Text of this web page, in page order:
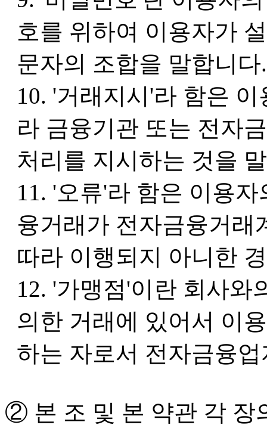
호를 위하여 이용자가
문자의 조합을 말합니다.
10. '거래지시'라 함은
라 금융기관 또는 전자
처리를 지시하는 것을
11. '오류'라 함은 이용
융거래가 전자금융거래
따라 이행되지 아니한
12. '가맹점'이란 회사와
의한 거래에 있어서 이
하는 자로서 전자금융
② 본 조 및 본 약관 각 장